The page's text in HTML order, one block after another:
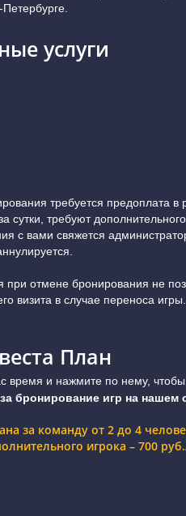
услуги
требуется предоплата в
сутки, требуют
с вами свяжется
при отмене бронирования не
визита в случае переноса игры.
План
время и нажмите по нему, чтобы
бронирование игр на нашем
за команду от 2 до 4
игрока – 700